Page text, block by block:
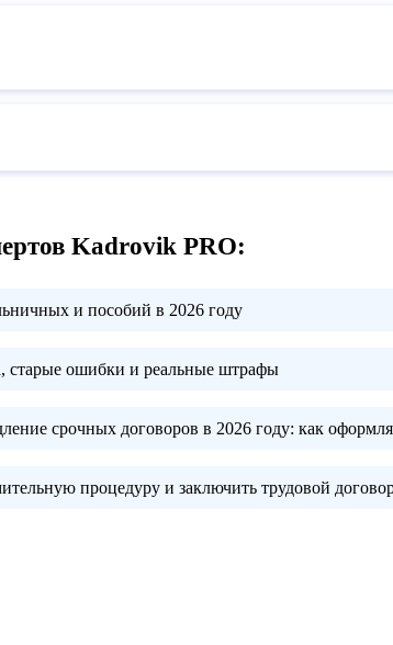
Kadrovik PRO:
и пособий в 2026 году
старые ошибки и реальные штрафы
срочных договоров в 2026 году: как
процедуру и заключить трудовой